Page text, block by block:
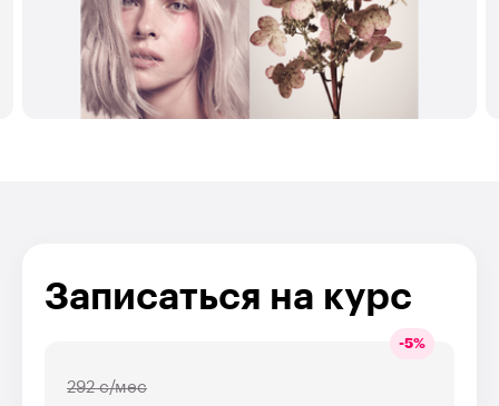
Записаться на курс
-5%
292 с/мес